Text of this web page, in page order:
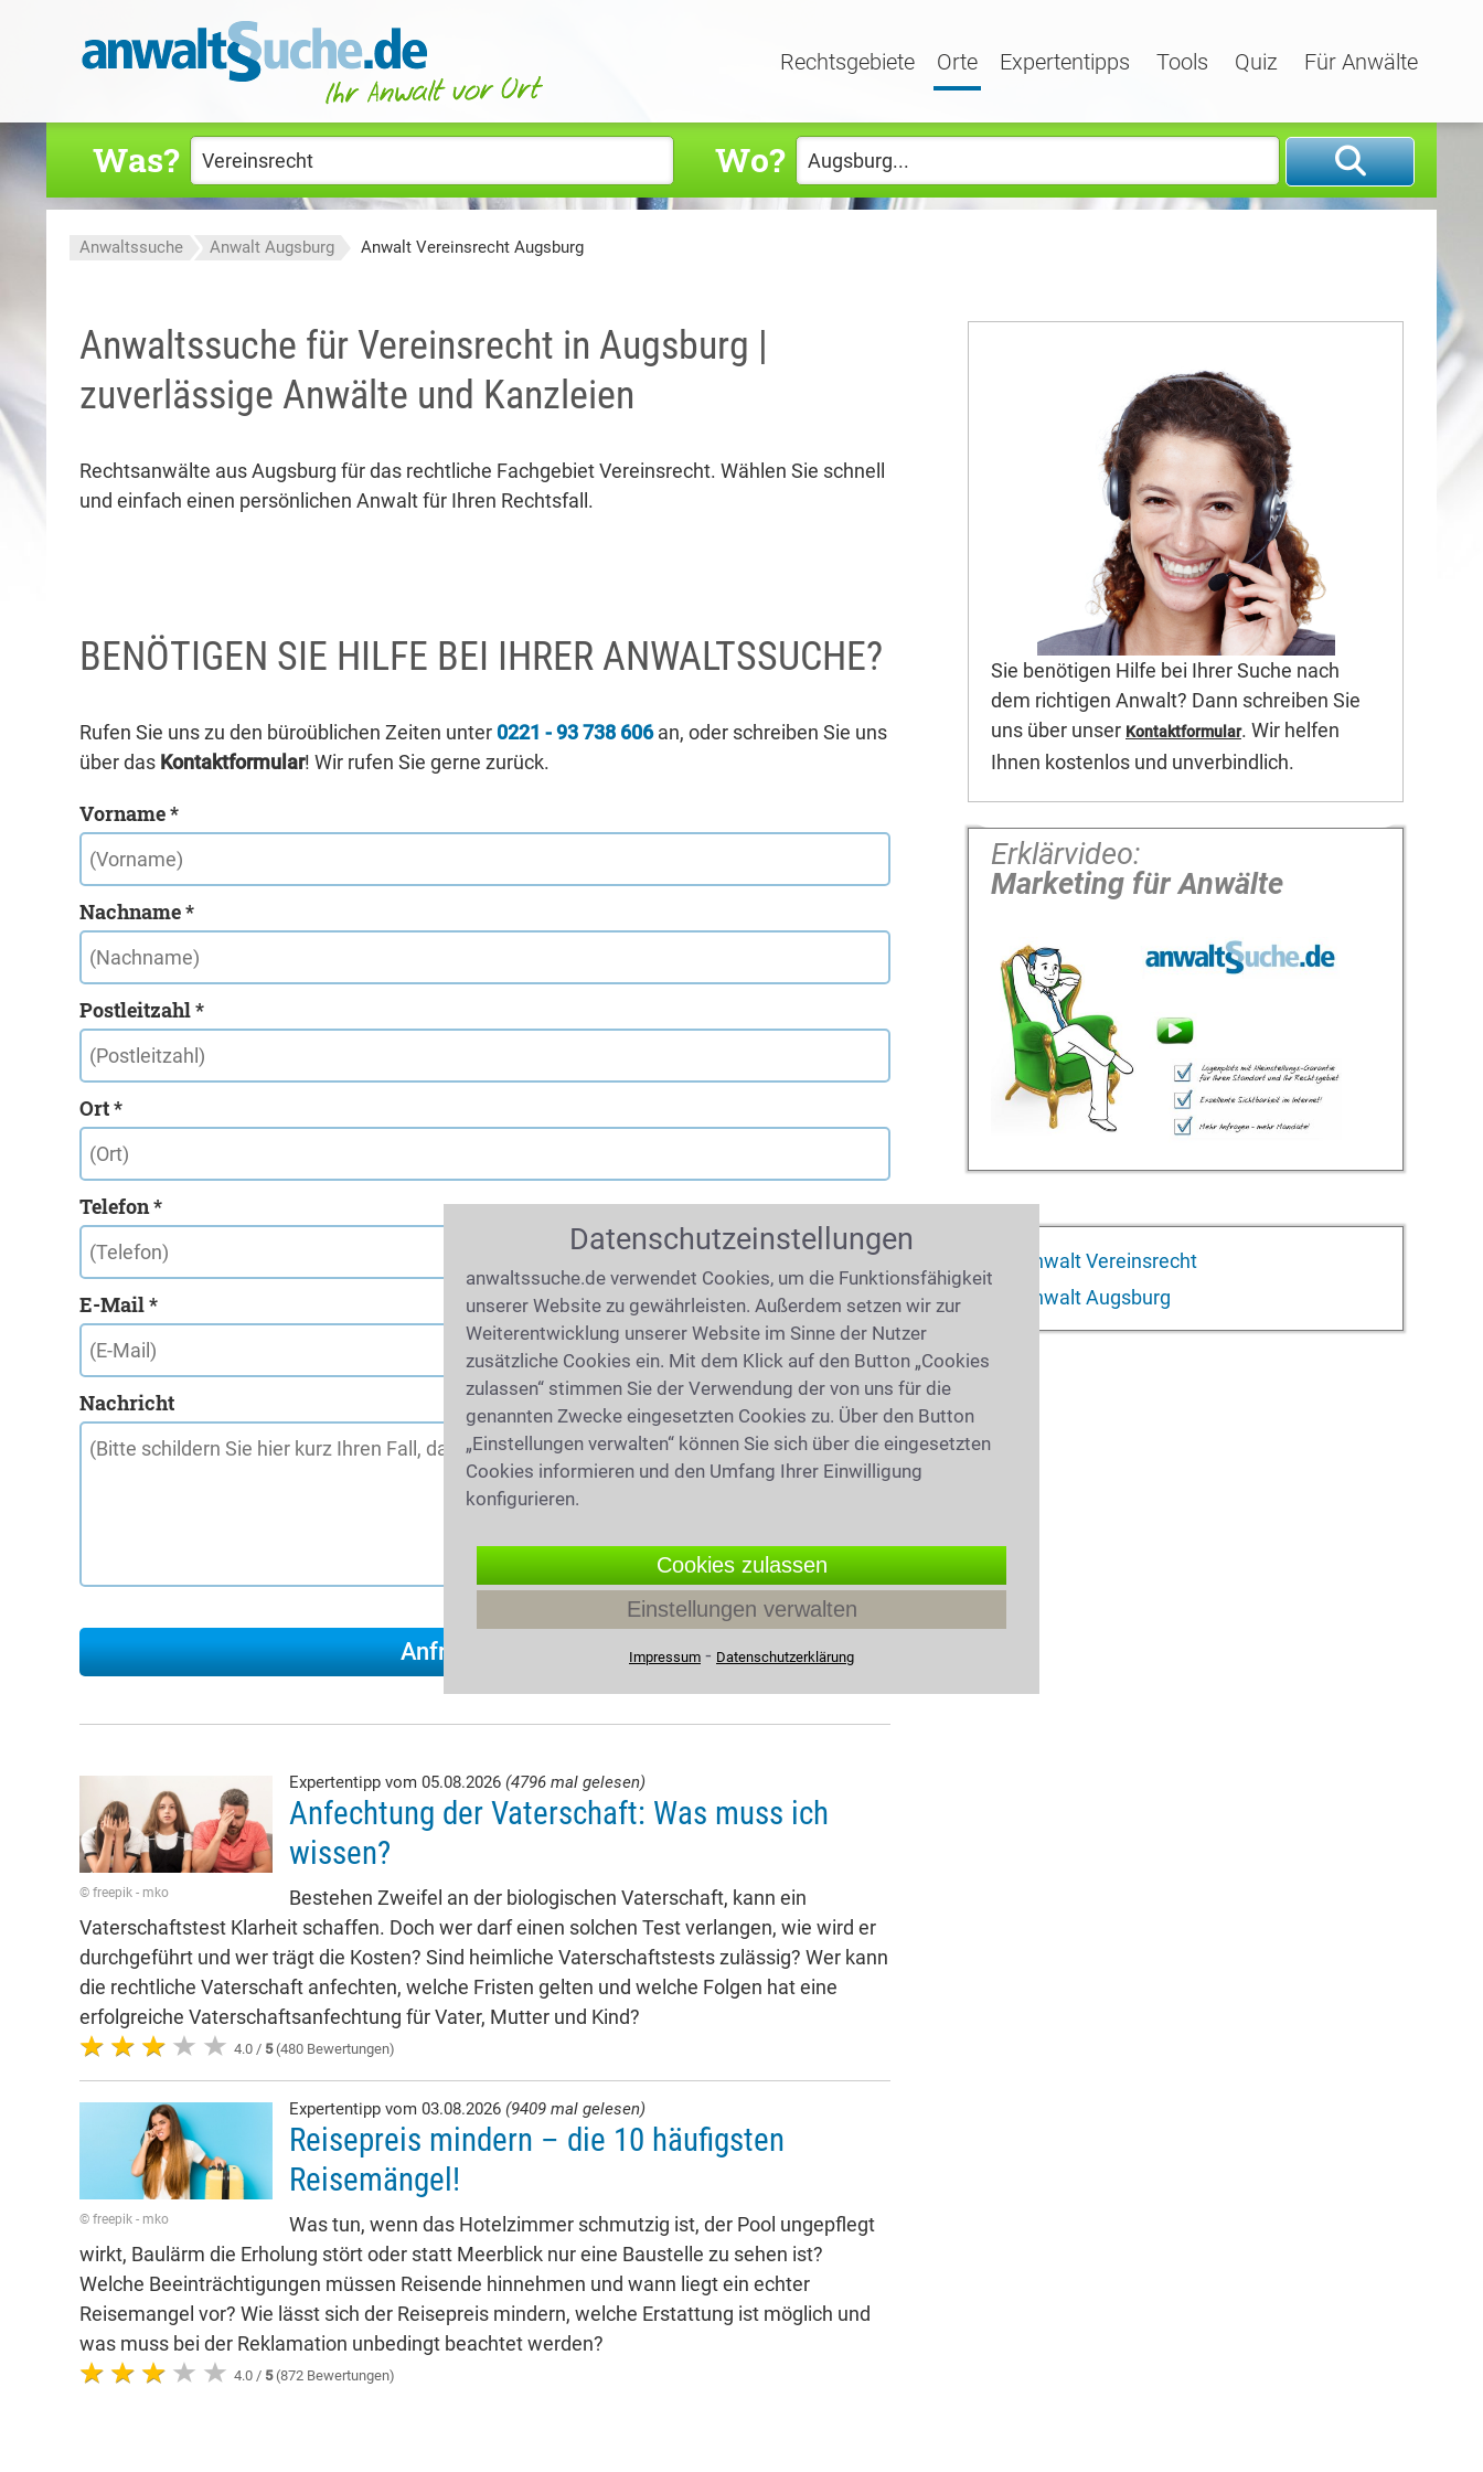
Rechtsgebiete Orte Expertentipps Tools Quiz Für Anwälte
Was? Wo?
Anwaltssuche Anwalt Augsburg Anwalt Vereinsrecht Augsburg
Anwaltssuche für Vereinsrecht in Augsburg |
zuverlässige Anwälte und Kanzleien
Rechtsanwälte aus Augsburg für das rechtliche Fachgebiet Vereinsrecht. Wählen Sie schnell
und einfach einen persönlichen Anwalt für Ihren Rechtsfall.
BENÖTIGEN SIE HILFE BEI IHRER ANWALTSSUCHE?
Rufen Sie uns zu den büroüblichen Zeiten unter 0221 - 93 738 606an, oder schreiben Sie uns
über das Kontaktformular! Wir rufen Sie gerne zurück.
Vorname *
Nachname *
Postleitzahl *
Ort *
Telefon *
E-Mail *
Nachricht
© freepik - mko
Expertentipp vom 05.08.2026 (4796 mal gelesen)
Anfechtung der Vaterschaft: Was muss ich
wissen?
Bestehen Zweifel an der biologischen Vaterschaft, kann ein
Vaterschaftstest Klarheit schaffen. Doch wer darf einen solchen Test verlangen, wie wird er
durchgeführt und wer trägt die Kosten? Sind heimliche Vaterschaftstests zulässig? Wer kann
die rechtliche Vaterschaft anfechten, welche Fristen gelten und welche Folgen hat eine
erfolgreiche Vaterschaftsanfechtung für Vater, Mutter und Kind?
4.0 / 5(480 Bewertungen)
© freepik - mko
Expertentipp vom 03.08.2026 (9409 mal gelesen)
Reisepreis mindern – die 10 häufigsten
Reisemängel!
Was tun, wenn das Hotelzimmer schmutzig ist, der Pool ungepflegt
wirkt, Baulärm die Erholung stört oder statt Meerblick nur eine Baustelle zu sehen ist?
Welche Beeinträchtigungen müssen Reisende hinnehmen und wann liegt ein echter
Reisemangel vor? Wie lässt sich der Reisepreis mindern, welche Erstattung ist möglich und
was muss bei der Reklamation unbedingt beachtet werden?
4.0 / 5(872 Bewertungen)
Sie benötigen Hilfe bei Ihrer Suche nach
dem richtigen Anwalt? Dann schreiben Sie
uns über unser Kontaktformular. Wir helfen
Ihnen kostenlos und unverbindlich.
Erklärvideo:
Marketing für Anwälte
Anwalt Vereinsrecht
Anwalt Augsburg
Datenschutzeinstellungen
anwaltssuche.de verwendet Cookies, um die Funktionsfähigkeit
unserer Website zu gewährleisten. Außerdem setzen wir zur
Weiterentwicklung unserer Website im Sinne der Nutzer
zusätzliche Cookies ein. Mit dem Klick auf den Button „Cookies
zulassen“ stimmen Sie der Verwendung der von uns für die
genannten Zwecke eingesetzten Cookies zu. Über den Button
„Einstellungen verwalten“ können Sie sich über die eingesetzten
Cookies informieren und den Umfang Ihrer Einwilligung
konfigurieren.
Cookies zulassen
Einstellungen verwalten
Impressum ⁃ Datenschutzerklärung